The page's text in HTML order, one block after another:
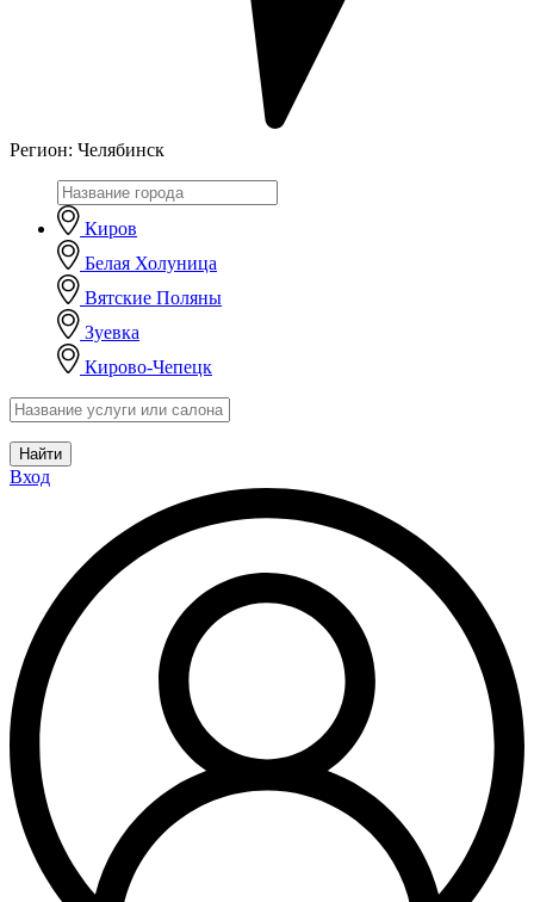
Регион: Челябинск
Киров
Белая Холуница
Вятские Поляны
Зуевка
Кирово-Чепецк
Найти
Вход